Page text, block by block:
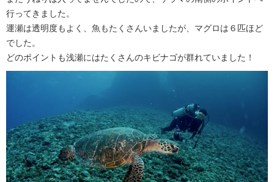
行ってきました。
運瀬は透明度もよく、魚もたくさんいましたが、マグロは６匹ほど
でした。
どのポイントも浅瀬にはたくさんのキビナゴが群れていました！